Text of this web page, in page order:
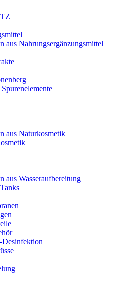
aus Nahrungsergänzungsmittel
aus Naturkosmetik
aus Wasseraufbereitung
Desinfektion